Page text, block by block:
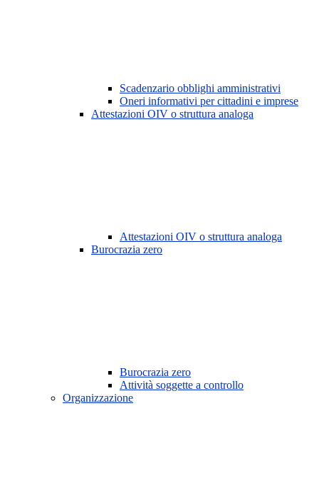
Scadenzario obblighi amministrativi
Oneri informativi per cittadini e imprese
Attestazioni OIV o struttura analoga
Attestazioni OIV o struttura analoga
Burocrazia zero
Burocrazia zero
Attività soggette a controllo
Organizzazione